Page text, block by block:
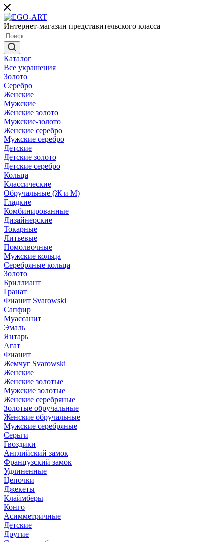
Интернет-магазин представительского класса
Каталог
Все украшения
Золото
Серебро
Женские
Мужские
Женские золото
Мужские-золото
Женские серебро
Мужские серебро
Детские
Детские золото
Детские серебро
Кольца
Классические
Обручальные (Ж и М)
Гладкие
Комбинированные
Дизайнерские
Токарные
Литьевые
Помолвочные
Мужские кольца
Серебряные кольца
Золото
Бриллиант
Гранат
Фианит Svarowski
Сапфир
Муассанит
Эмаль
Янтарь
Агат
Фианит
Жемчуг Svarowski
Женские
Женские золотые
Мужские золотые
Женские серебряные
Золотые обручальные
Женские обручальные
Мужские серебряные
Серьги
Гвоздики
Английский замок
Французский замок
Удлиненные
Цепочки
Джекеты
Клаймберы
Конго
Асимметричные
Детские
Другие